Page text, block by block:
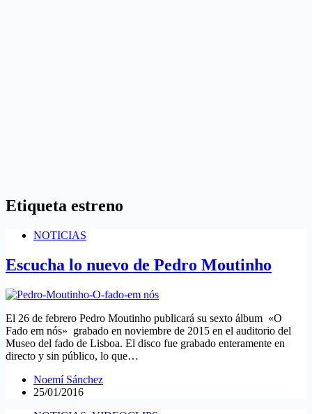
Etiqueta estreno
NOTICIAS
Escucha lo nuevo de Pedro Moutinho
El 26 de febrero Pedro Moutinho publicará su sexto álbum «O
Fado em nós» grabado en noviembre de 2015 en el auditorio del
Museo del fado de Lisboa. El disco fue grabado enteramente en
directo y sin público, lo que…
Noemí Sánchez
25/01/2016